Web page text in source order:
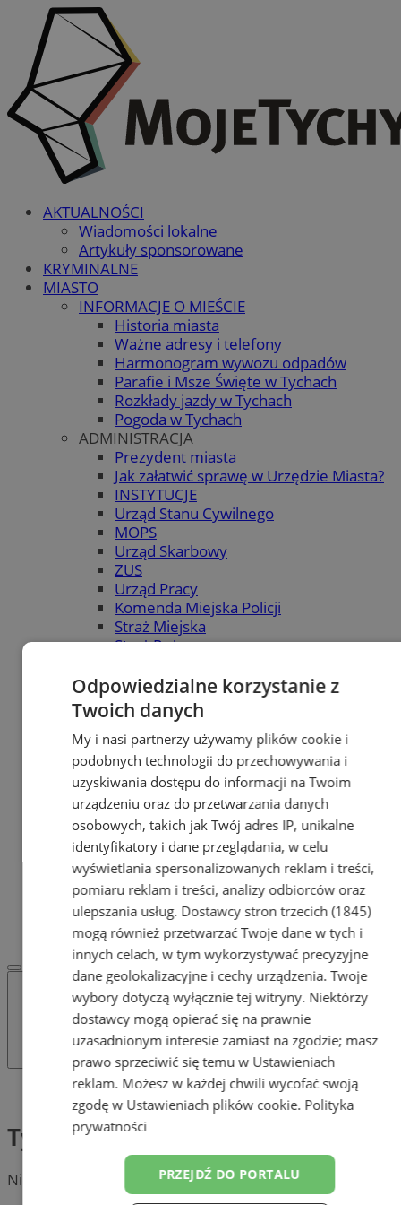
AKTUALNOŚCI
Wiadomości lokalne
Artykuły sponsorowane
KRYMINALNE
MIASTO
INFORMACJE O MIEŚCIE
Historia miasta
Ważne adresy i telefony
Harmonogram wywozu odpadów
Parafie i Msze Święte w Tychach
Rozkłady jazdy w Tychach
Pogoda w Tychach
ADMINISTRACJA
Prezydent miasta
Jak załatwić sprawę w Urzędzie Miasta?
INSTYTUCJE
Urząd Stanu Cywilnego
MOPS
Urząd Skarbowy
ZUS
Urząd Pracy
Komenda Miejska Policji
Straż Miejska
Straż Pożarna
Prokuratura Rejonowa
KATALOG FIRM
KATALOG FIRM
Dodaj firmę do katalogu
POLECAMY
Skup.io - Skup nieruchomości Tychy
OGŁOSZENIA
OGŁOSZENIA
Dodaj ogłoszenie
POLECAMY
Protocol IT
Pracuj.pl - praca w Tychach
REKLAMA
WSPÓŁPRACA
Tag: Tyszanie
Tyszanie
Nie znaleziono postów.
Odpowiedzialne korzystanie z
Twoich danych
My i nasi partnerzy używamy plików cookie i
podobnych technologii do przechowywania i
uzyskiwania dostępu do informacji na Twoim
urządzeniu oraz do przetwarzania danych
osobowych, takich jak Twój adres IP, unikalne
identyfikatory i dane przeglądania, w celu
wyświetlania spersonalizowanych reklam i treści,
pomiaru reklam i treści, analizy odbiorców oraz
ulepszania usług. Dostawcy stron trzecich (1845)
mogą również przetwarzać Twoje dane w tych i
innych celach, w tym wykorzystywać precyzyjne
dane geolokalizacyjne i cechy urządzenia. Twoje
wybory dotyczą wyłącznie tej witryny. Niektórzy
dostawcy mogą opierać się na prawnie
uzasadnionym interesie zamiast na zgodzie; masz
prawo sprzeciwić się temu w Ustawieniach
reklam. Możesz w każdej chwili wycofać swoją
zgodę w Ustawieniach plików cookie. Polityka
prywatności
PRZEJDŹ DO PORTALU